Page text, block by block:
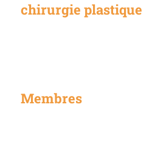
chirurgie plastique
Membres